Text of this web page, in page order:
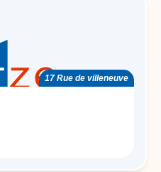
17 Rue de villeneuve